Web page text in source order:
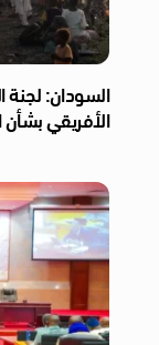
السودان: لجنة
الأفريقي بشأن